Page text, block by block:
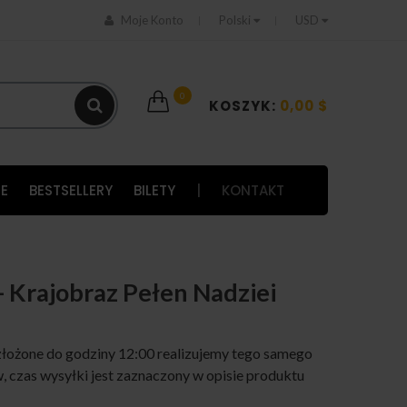
Moje Konto Polski USD
0
KOSZYK: 0,00 $
BESTSELLERY BILETY KONTAKT
Pełen Nadziei
do godziny 12:00 realizujemy tego samego
czas wysyłki jest zaznaczony w opisie produktu